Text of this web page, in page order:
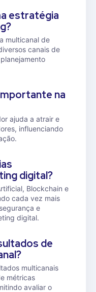
estratégia
multicanal de
canais de
na
ajuda a atrair e
influenciando
digital?
Blockchain e
cada vez mais
e
digital.
de
multicanais
métricas
avaliar o